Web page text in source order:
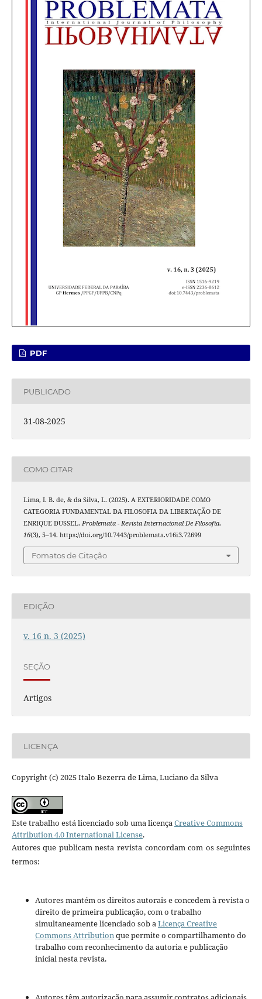
PDF
PUBLICADO
31-08-2025
COMO CITAR
Lima, I. B. de, & da Silva, L. (2025). A EXTERIORIDADE COMO
CATEGORIA FUNDAMENTAL DA FILOSOFIA DA LIBERTAÇÃO DE
ENRIQUE DUSSEL. Problemata - Revista Internacional De Filosofia,
16(3), 5–14. https://doi.org/10.7443/problemata.v16i3.72699
Fomatos de Citação
EDIÇÃO
v. 16 n. 3 (2025)
SEÇÃO
Artigos
LICENÇA
Copyright (c) 2025 Italo Bezerra de Lima, Luciano da Silva
Este trabalho está licenciado sob uma licençaCreative Commons
Attribution 4.0 International License.
Autores que publicam nesta revista concordam com os seguintes
termos:
Autores mantém os direitos autorais e concedem à revista o
direito de primeira publicação, com o trabalho
simultaneamente licenciado sob aLicença Creative
Commons Attributionque permite o compartilhamento do
trabalho com reconhecimento da autoria e publicação
inicial nesta revista.